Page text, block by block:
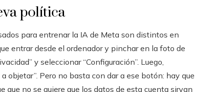
política
para entrenar la IA de Meta son distintos en
entrar desde el ordenador y pinchar en la foto de
y seleccionar “Configuración”. Luego,
objetar”. Pero no basta con dar a ese botón: hay que
que no se quiere que los datos de esta cuenta sirvan